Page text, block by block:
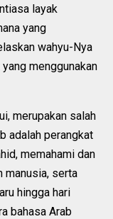
layak
yang
wahyu-Nya
menggunakan
merupakan salah
adalah perangkat
memahami dan
manusia, serta
hingga hari
bahasa Arab